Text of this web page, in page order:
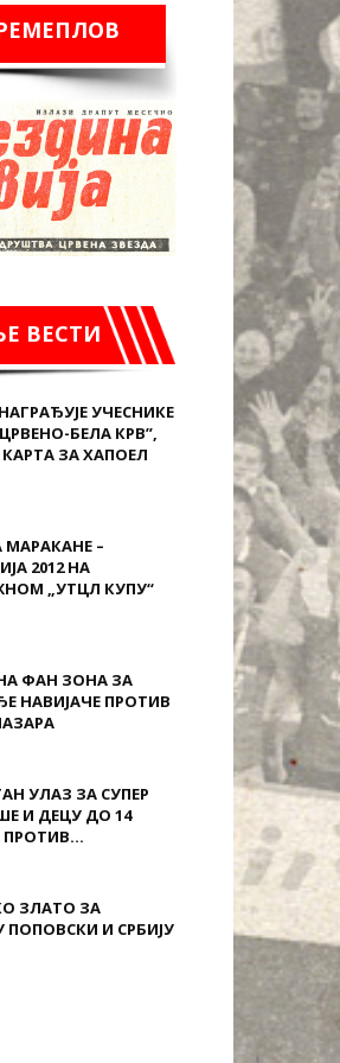
ВЕСТИ
УЧЕСНИКЕ
БЕЛА КРВ”,
ЗА ХАПОЕЛ
МАРАКАНЕ –
2012 НА
„УТЦЛ КУПУ“
ФАН ЗОНА ЗА
НАВИЈАЧЕ ПРОТИВ
УЛАЗ ЗА СУПЕР
И ДЕЦУ ДО 14
ЗЛАТО ЗА
И СРБИЈУ